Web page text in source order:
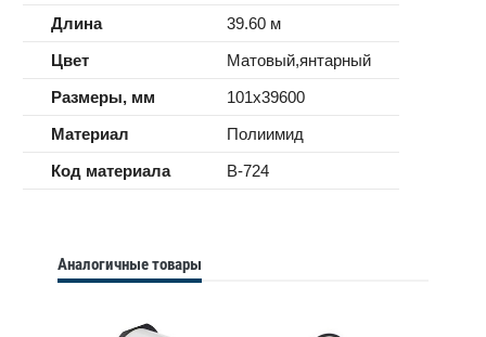
Длина
39.60 м
Цвет
Матовый,янтарный
Размеры, мм
101x39600
Материал
Полиимид
Код материала
B-724
Аналогичные товары